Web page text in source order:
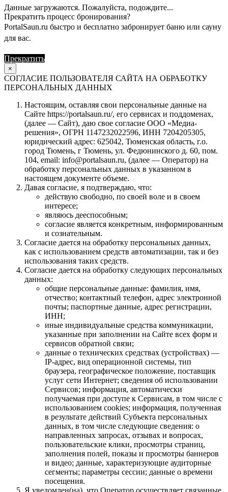
Данные загружаются. Пожалуйста, подождите...
Прекратить процесс бронирования?
PortalSaun.ru быстро и бесплатно забронирует баню или сауну
для вас.
Прекратить
×
СОГЛАСИЕ ПОЛЬЗОВАТЕЛЯ САЙТА НА ОБРАБОТКУ
ПЕРСОНАЛЬНЫХ ДАННЫХ
Настоящим, оставляя свои персональные данные на
Сайте https://portalsaun.ru/, его сервисах и поддоменах,
(далее — Сайт), даю свое согласие ООО «Медиа-
решения», ОГРН 1147232022596, ИНН 7204205305,
юридический адрес: 625042, Тюменская область, г.о.
город Тюмень, г Тюмень, ул. Федюнинского д. 60, пом.
104, email: info@portalsaun.ru, (далее — Оператор) на
обработку персональных данных в указанном в
настоящем документе объеме.
Давая согласие, я подтверждаю, что:
действую свободно, по своей воле и в своем
интересе;
являюсь дееспособным;
согласие является конкретным, информированным
и сознательным.
Согласие дается на обработку персональных данных,
как с использованием средств автоматизации, так и без
использования таких средств.
Согласие дается на обработку следующих персональных
данных:
общие персональные данные: фамилия, имя,
отчество; контактный телефон, адрес электронной
почты; паспортные данные, адрес регистрации,
ИНН;
иные индивидуальные средства коммуникации,
указанные при заполнении на Сайте всех форм и
сервисов обратной связи;
данные о технических средствах (устройствах) —
IP-адрес, вид операционной системы, тип
браузера, географическое положение, поставщик
услуг сети Интернет; сведения об использовании
Сервисов; информация, автоматически
получаемая при доступе к Сервисам, в том числе с
использованием cookies; информация, полученная
в результате действий Субъекта персональных
данных, в том числе следующие сведения: о
направленных запросах, отзывах и вопросах,
пользовательские клики, просмотры страниц,
заполнения полей, показы и просмотры баннеров
и видео; данные, характеризующие аудиторные
сегменты; параметры сессии; данные о времени
посещения.
Я уведомлен(на), что Оператор осуществляет связанные